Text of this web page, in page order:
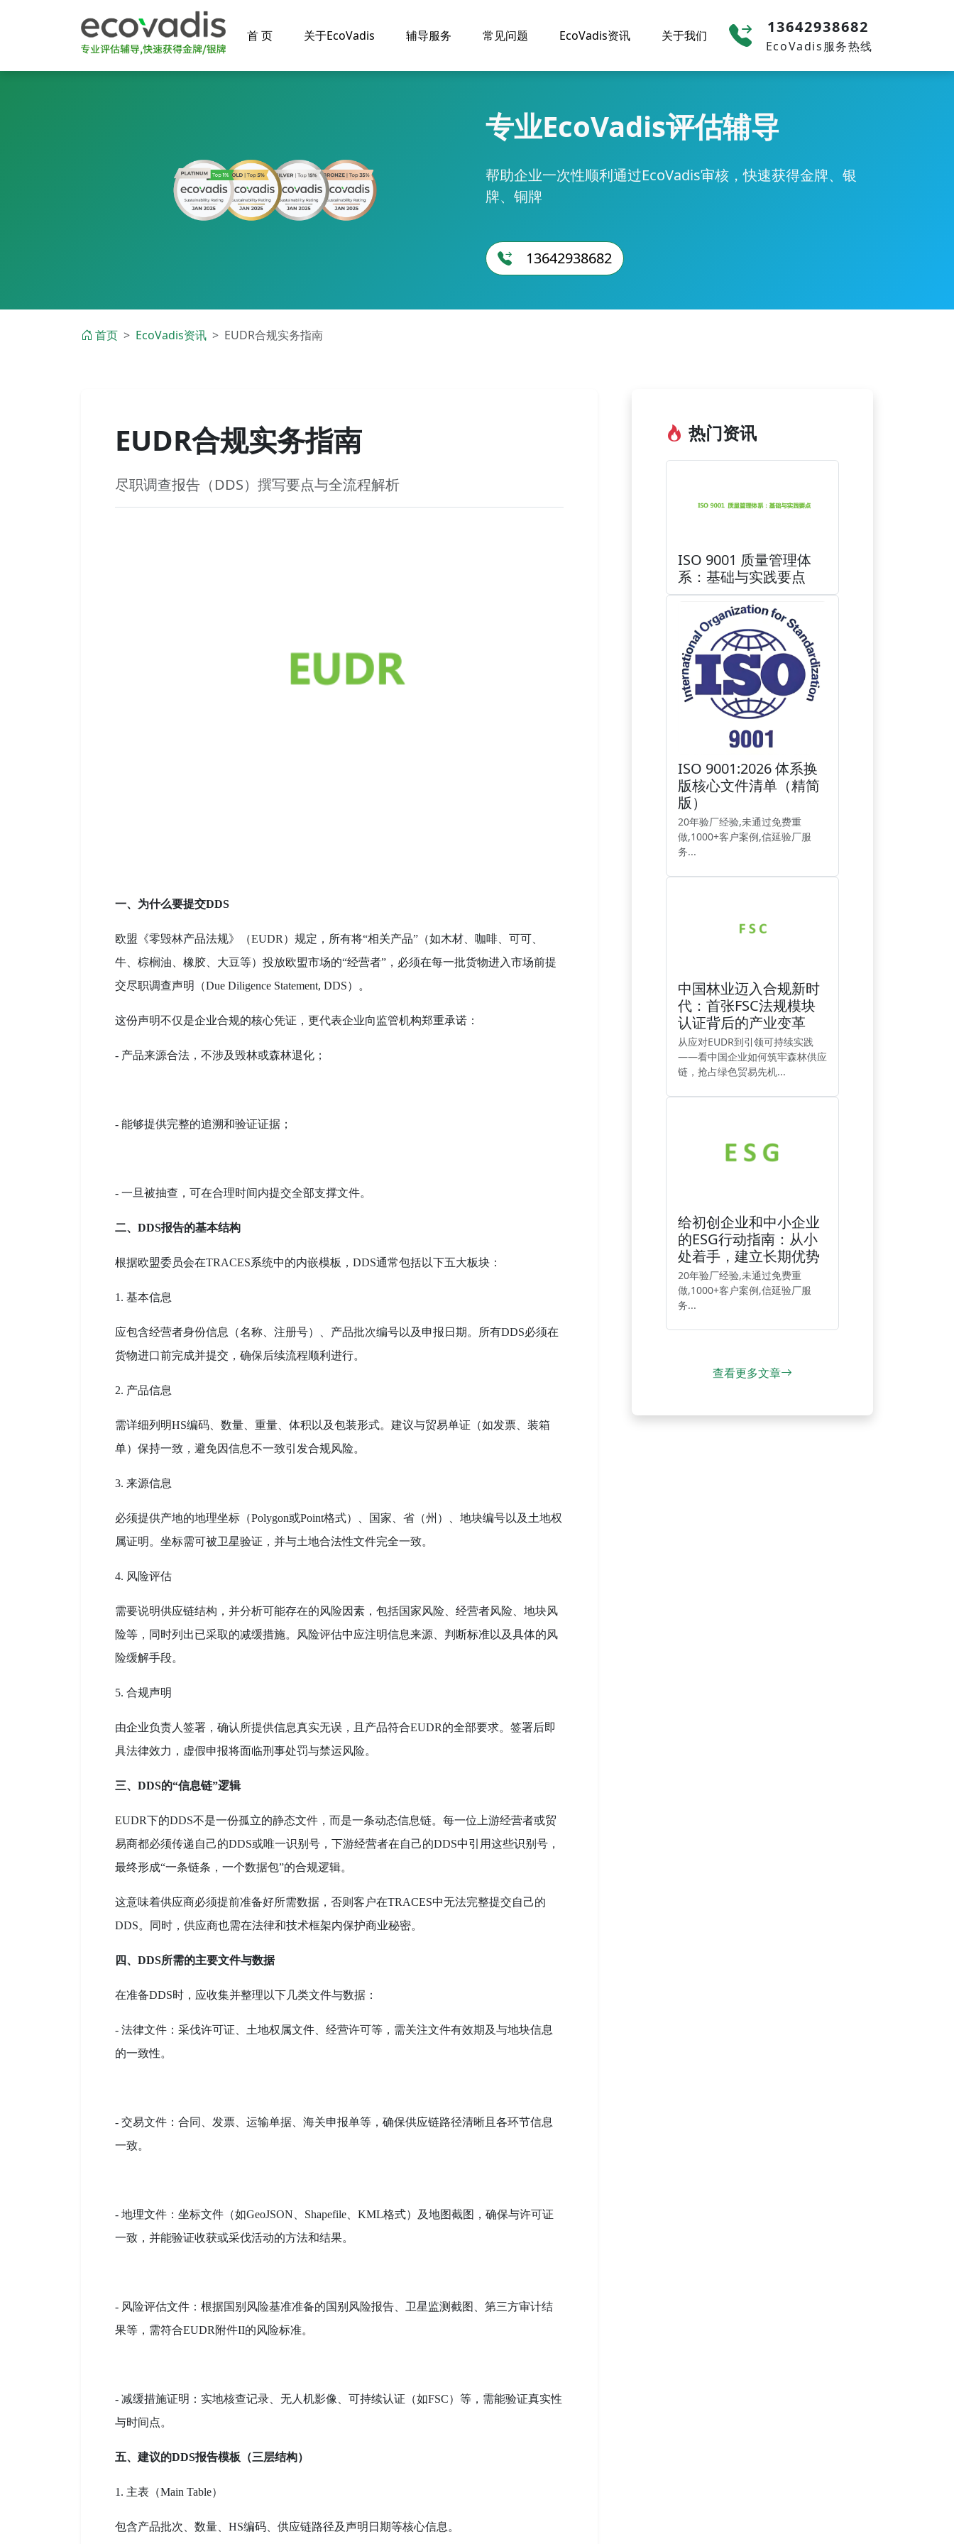
首 页 关于EcoVadis 辅导服务 常见问题 EcoVadis资讯 关于我们 13642938682
EcoVadis服务热线
专业EcoVadis评估辅导
帮助企业一次性顺利通过EcoVadis审核，快速获得金牌、银
牌、铜牌
13642938682
首页 EcoVadis资讯 EUDR合规实务指南
EUDR合规实务指南
尽职调查报告（DDS）撰写要点与全流程解析
一、为什么要提交DDS
欧盟《零毁林产品法规》（EUDR）规定，所有将“相关产品”（如木材、咖啡、可可、
牛、棕榈油、橡胶、大豆等）投放欧盟市场的“经营者”，必须在每一批货物进入市场前提
交尽职调查声明（Due Diligence Statement, DDS）。
这份声明不仅是企业合规的核心凭证，更代表企业向监管机构郑重承诺：
- 产品来源合法，不涉及毁林或森林退化；
- 能够提供完整的追溯和验证证据；
- 一旦被抽查，可在合理时间内提交全部支撑文件。
二、DDS报告的基本结构
根据欧盟委员会在TRACES系统中的内嵌模板，DDS通常包括以下五大板块：
1. 基本信息
应包含经营者身份信息（名称、注册号）、产品批次编号以及申报日期。所有DDS必须在
货物进口前完成并提交，确保后续流程顺利进行。
2. 产品信息
需详细列明HS编码、数量、重量、体积以及包装形式。建议与贸易单证（如发票、装箱
单）保持一致，避免因信息不一致引发合规风险。
3. 来源信息
必须提供产地的地理坐标（Polygon或Point格式）、国家、省（州）、地块编号以及土地权
属证明。坐标需可被卫星验证，并与土地合法性文件完全一致。
4. 风险评估
需要说明供应链结构，并分析可能存在的风险因素，包括国家风险、经营者风险、地块风
险等，同时列出已采取的减缓措施。风险评估中应注明信息来源、判断标准以及具体的风
险缓解手段。
5. 合规声明
由企业负责人签署，确认所提供信息真实无误，且产品符合EUDR的全部要求。签署后即
具法律效力，虚假申报将面临刑事处罚与禁运风险。
三、DDS的“信息链”逻辑
EUDR下的DDS不是一份孤立的静态文件，而是一条动态信息链。每一位上游经营者或贸
易商都必须传递自己的DDS或唯一识别号，下游经营者在自己的DDS中引用这些识别号，
最终形成“一条链条，一个数据包”的合规逻辑。
这意味着供应商必须提前准备好所需数据，否则客户在TRACES中无法完整提交自己的
DDS。同时，供应商也需在法律和技术框架内保护商业秘密。
四、DDS所需的主要文件与数据
在准备DDS时，应收集并整理以下几类文件与数据：
- 法律文件：采伐许可证、土地权属文件、经营许可等，需关注文件有效期及与地块信息
的一致性。
- 交易文件：合同、发票、运输单据、海关申报单等，确保供应链路径清晰且各环节信息
一致。
- 地理文件：坐标文件（如GeoJSON、Shapefile、KML格式）及地图截图，确保与许可证
一致，并能验证收获或采伐活动的方法和结果。
- 风险评估文件：根据国别风险基准准备的国别风险报告、卫星监测截图、第三方审计结
果等，需符合EUDR附件II的风险标准。
- 减缓措施证明：实地核查记录、无人机影像、可持续认证（如FSC）等，需能验证真实性
与时间点。
五、建议的DDS报告模板（三层结构）
1. 主表（Main Table）
包含产品批次、数量、HS编码、供应链路径及声明日期等核心信息。
热门资讯
ISO 9001 质量管理体
系：基础与实践要点
ISO 9001:2026 体系换
版核心文件清单（精简
版）
20年验厂经验,未通过免费重
做,1000+客户案例,信延验厂服
务...
中国林业迈入合规新时
代：首张FSC法规模块
认证背后的产业变革
从应对EUDR到引领可持续实践
——看中国企业如何筑牢森林供应
链，抢占绿色贸易先机...
给初创企业和中小企业
的ESG行动指南：从小
处着手，建立长期优势
20年验厂经验,未通过免费重
做,1000+客户案例,信延验厂服
务...
查看更多文章